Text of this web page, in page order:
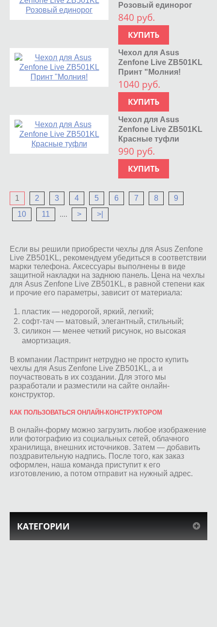
Розовый единорог
840 руб.
КУПИТЬ
Чехол для Asus
Zenfone Live ZB501KL
Принт "Молния!
1040 руб.
КУПИТЬ
Чехол для Asus
Zenfone Live ZB501KL
Красные туфли
990 руб.
КУПИТЬ
1 2 3 4 5 6 7 8
9
10
11 .... > >|
Если вы решили приобрести чехлы для Asus Zenfone
Live ZB501KL, рекомендуем убедиться в соответствии
марки телефона. Аксессуары выполнены в виде
защитной накладки на заднюю панель. Цена на чехлы
для Asus Zenfone Live ZB501KL, в равной степени как
и прочие его параметры, зависит от материала:
пластик — недорогой, яркий, легкий;
софт-тач — матовый, элегантный, стильный;
силикон — менее четкий рисунок, но высокая
амортизация.
В компании Ластпринт нетрудно не просто купить
чехлы для Asus Zenfone Live ZB501KL, а и
поучаствовать в их создании. Для этого мы
разработали и разместили на сайте онлайн-
конструктор.
КАК ПОЛЬЗОВАТЬСЯ ОНЛАЙН-КОНСТРУКТОРОМ
В онлайн-форму можно загрузить любое изображение
или фотографию из социальных сетей, облачного
хранилища, внешних источников. Затем — добавить
поздравительную надпись. После того, как заказ
оформлен, наша команда приступит к его
изготовлению, а потом отправит на нужный адрес.
КАТЕГОРИИ